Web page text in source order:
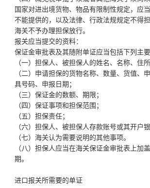
国家对进出境货物、物品有限制性规定，应
不能提供的，以及法律、行政法规规定不得担
海关不予办理担保放行。
报关应当提交的资料：
保证金审批表及其随附单证应当包括下列主要
（一）担保人、被担保人的姓名、名称、住
（二）申请担保的货物名称、数量、货值、
具号码、申报日期；
（三）保证金的数额、期限；
（四）保证事项和担保范围；
（五）担保责任；
（六）担保人、被担保人存款账号或其开户银
（七）海关认为需要说明的其他事项。
（八）担保人应当在海关保证金审批表上加
期。
进口报关所需要的单证